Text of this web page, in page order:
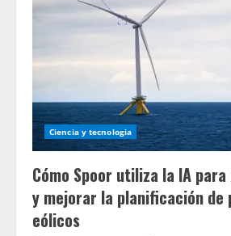
Ciencia y tecnologia
Cómo Spoor utiliza la IA
y mejorar la planificación de
eólicos